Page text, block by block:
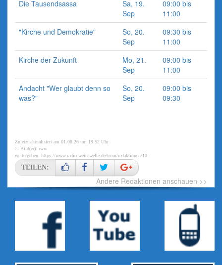
Die Tausendsassa
Sa, 19.
Sep
09:00 bis
11:00
"Kirche und Demokratie"
So, 20.
Sep
09:30 bis
11:00
Kirche der Zukunft
Mo, 21.
Sep
09:00 bis
11:00
Andacht "Wer glaubt denn so
was?"
So, 20.
Sep
09:00 bis
09:30
Zuletzt aktualisiert am 01.08.26 um 19:52 Uhr
© Bild(er): rww
weitergeben: https://www.radio-wein-welle.de/team/redaktionen/10
TEILEN:
Andere Redaktionen anschauen >>